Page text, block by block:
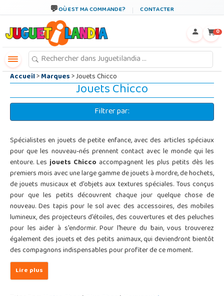
OÙ EST MA COMMANDE? CONTACTER
0
Accueil>Marques> Jouets Chicco
Jouets Chicco
Filtrer par:
Spécialistes en jouets de petite enfance, avec des articles spéciaux
pour que les nouveau-nés prennent contact avec le monde qui les
entoure. Les jouets Chicco accompagnent les plus petits dès les
premiers mois avec une large gamme de jouets à mordre, de hochets,
de jouets musicaux et d'objets aux textures spéciales. Tous conçus
pour que les petits découvrent chaque jour quelque chose de
nouveau. Des tapis pour le sol avec des accessoires, des mobiles
lumineux, des projecteurs d'étoiles, des couvertures et des peluches
pour les aider à s'endormir. Pour l'heure du bain, vous trouverez
également des jouets et des petits animaux, qui deviendront bientôt
des compagnons indispensables pour profiter de ce moment.